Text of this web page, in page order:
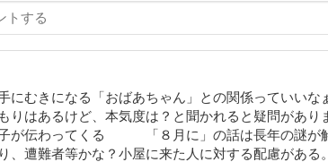
にむきになる「おばあちゃん」との関係っていいな
りはあるけど、本気度は？と聞かれると疑問が
が伝わってくる 「８月に」の話は長年の謎が
、遭難者等かな？小屋に来た人に対する配慮がある